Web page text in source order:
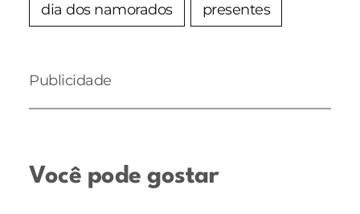
dia dos namorados presentes
Publicidade
Você pode gostar